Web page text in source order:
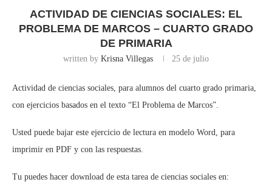
ACTIVIDAD DE CIENCIAS SOCIALES: EL
PROBLEMA DE MARCOS – CUARTO GRADO
DE PRIMARIA
written by Krisna Villegas 25 de julio
Actividad de ciencias sociales, para alumnos del cuarto grado primaria,
con ejercicios basados en el texto “El Problema de Marcos”.
Usted puede bajar este ejercicio de lectura en modelo Word, para
imprimir en PDF y con las respuestas.
Tu puedes hacer download de esta tarea de ciencias sociales en: